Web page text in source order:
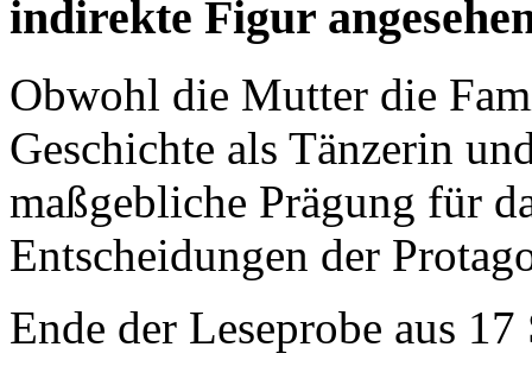
indirekte Figur
Obwohl die Mutter die
Geschichte als Tänzerin
maßgebliche Prägung für
Entscheidungen der
Ende der Leseprobe aus